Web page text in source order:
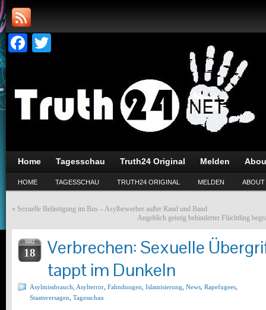
Facebook
Home Tagesschau Truth24 Original Melden
HOME TAGESSCHAU TRUTH24 ORIGINAL MELDEN ABOUT
« Sexuelle Belästigung im Bus – Asylbewerber außer Rand und Band
Angeblich geistig behinderter Flüchtling
MRZ
18
Verbrechen: Sexuelle
tappt im Dunkeln
Asylmissbrauch Asylterror Fahndungen Islamisierung News Rapefugees
Staatsversagen Tagesschau